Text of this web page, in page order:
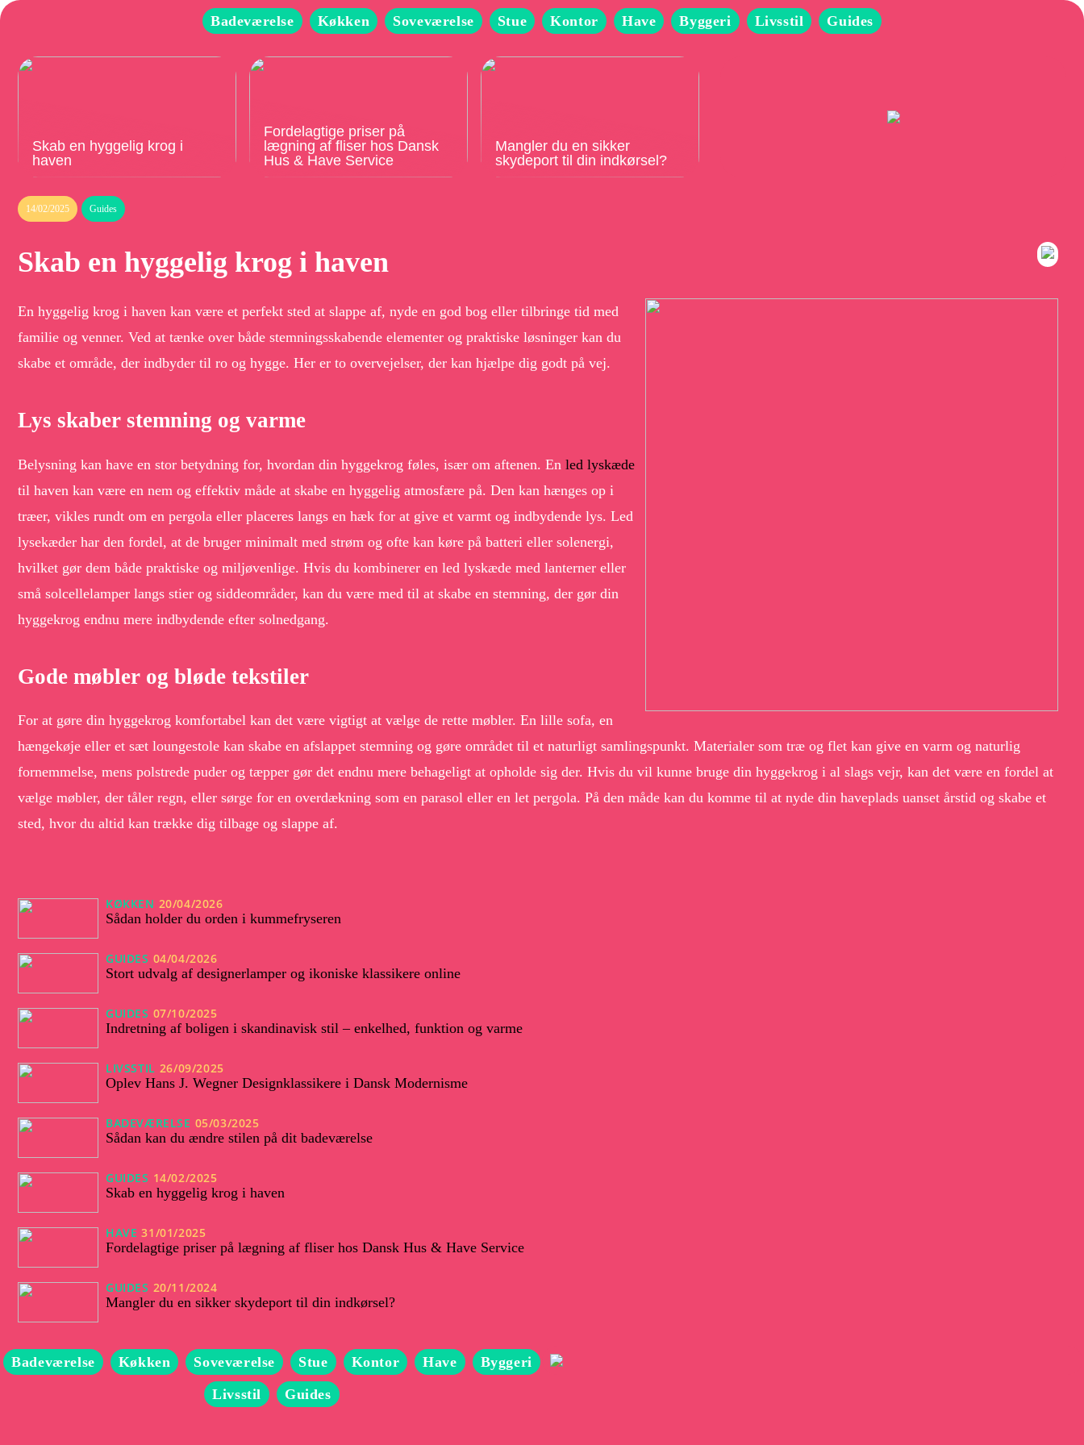
Badeværelse Køkken Soveværelse Stue Kontor Have Byggeri Livsstil Guides
Skab en hyggelig krog i
haven
Fordelagtige priser på
lægning af fliser hos Dansk
Hus & Have Service
Mangler du en sikker
skydeport til din indkørsel?
14/02/2025 Guides
Skab en hyggelig krog i haven
En hyggelig krog i haven kan være et perfekt sted at slappe af, nyde en god bog eller tilbringe tid med
familie og venner. Ved at tænke over både stemningsskabende elementer og praktiske løsninger kan du
skabe et område, der indbyder til ro og hygge. Her er to overvejelser, der kan hjælpe dig godt på vej.
Lys skaber stemning og varme
Belysning kan have en stor betydning for, hvordan din hyggekrog føles, især om aftenen. En led lyskæde
til haven kan være en nem og effektiv måde at skabe en hyggelig atmosfære på. Den kan hænges op i
træer, vikles rundt om en pergola eller placeres langs en hæk for at give et varmt og indbydende lys. Led
lysekæder har den fordel, at de bruger minimalt med strøm og ofte kan køre på batteri eller solenergi,
hvilket gør dem både praktiske og miljøvenlige. Hvis du kombinerer en led lyskæde med lanterner eller
små solcellelamper langs stier og siddeområder, kan du være med til at skabe en stemning, der gør din
hyggekrog endnu mere indbydende efter solnedgang.
Gode møbler og bløde tekstiler
For at gøre din hyggekrog komfortabel kan det være vigtigt at vælge de rette møbler. En lille sofa, en
hængekøje eller et sæt loungestole kan skabe en afslappet stemning og gøre området til et naturligt samlingspunkt. Materialer som træ og flet kan give en varm og naturlig
fornemmelse, mens polstrede puder og tæpper gør det endnu mere behageligt at opholde sig der. Hvis du vil kunne bruge din hyggekrog i al slags vejr, kan det være en fordel at
vælge møbler, der tåler regn, eller sørge for en overdækning som en parasol eller en let pergola. På den måde kan du komme til at nyde din haveplads uanset årstid og skabe et
sted, hvor du altid kan trække dig tilbage og slappe af.
KØKKEN 20/04/2026
Sådan holder du orden i kummefryseren
GUIDES 04/04/2026
Stort udvalg af designerlamper og ikoniske klassikere online
GUIDES 07/10/2025
Indretning af boligen i skandinavisk stil – enkelhed, funktion og varme
LIVSSTIL 26/09/2025
Oplev Hans J. Wegner Designklassikere i Dansk Modernisme
BADEVÆRELSE 05/03/2025
Sådan kan du ændre stilen på dit badeværelse
GUIDES 14/02/2025
Skab en hyggelig krog i haven
HAVE 31/01/2025
Fordelagtige priser på lægning af fliser hos Dansk Hus & Have Service
GUIDES 20/11/2024
Mangler du en sikker skydeport til din indkørsel?
Badeværelse Køkken Soveværelse Stue Kontor Have
Byggeri
Livsstil
Guides